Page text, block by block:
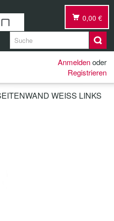
0,00 €
Anmeldenoder
Registrieren
WEISS LINKS